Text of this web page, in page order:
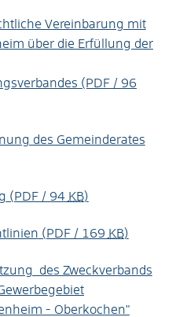
Vereinbarung mit
über die Erfüllung der
(PDF / 96
des Gemeinderates
(PDF / 94 KB)
(PDF / 169 KB)
des Zweckverbands
- Oberkochen"